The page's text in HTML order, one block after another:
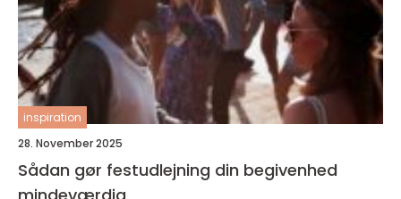
inspiration
28. November 2025
Sådan gør festudlejning din begivenhed